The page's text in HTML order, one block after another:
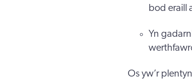
bod eraill
Yn
Os yw’r